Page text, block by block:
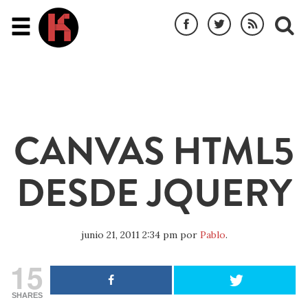
CANVAS HTML5
DESDE JQUERY
junio 21, 2011 2:34 pmpor Pablo.
15
SHARES